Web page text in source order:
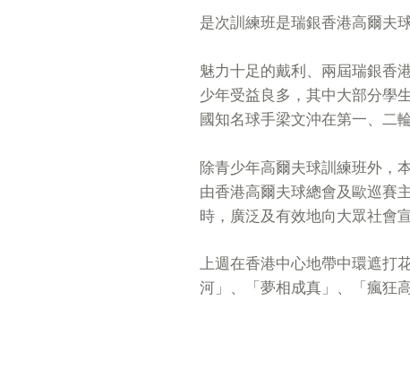
是次訓練班是瑞銀香港高爾夫
魅力十足的戴利、兩屆瑞銀香
少年受益良多，其中大部分學
國知名球手梁文沖在第一、二
除青少年高爾夫球訓練班外，
由香港高爾夫球總會及歐巡賽
時，廣泛及有效地向大眾社會
上週在香港中心地帶中環遮打
河」、「夢相成真」、「瘋狂